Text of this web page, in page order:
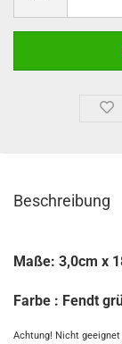
Beschreibung
Maße: 3,0cm x
Farbe : Fendt
Achtung! Nicht